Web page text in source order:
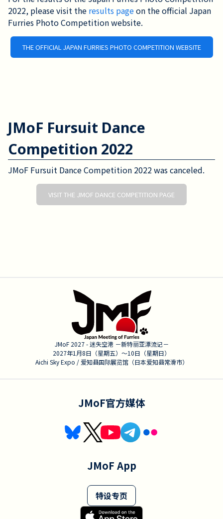
2022, please visit the results page on the official Japan
Furries Photo Competition website.
THE OFFICIAL JAPAN FURRIES PHOTO COMPETITION WEBSITE
JMoF Fursuit Dance
Competition 2022
JMoF Fursuit Dance Competition 2022 was canceled.
VISIT THE JMOF DANCE COMPETITION PAGE
JMoF 2027 - 迷失空港 －新特丽亚漂流记－
2027年1月8日（星期五）〜10日（星期日）
Aichi Sky Expo / 爱知县国际展览馆（日本爱知县常滑市）
JMoF官方媒体
JMoF App
特设专页